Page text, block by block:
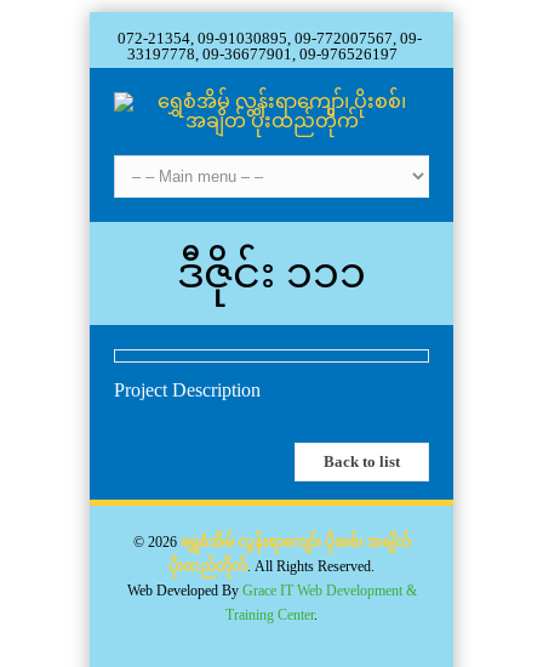
072-21354, 09-91030895, 09-772007567, 09-
33197778, 09-36677901, 09-976526197
ဒီဇိုင်း ၁၁၁
Project Description
Back to list
© 2026 ရွှေစံအိမ် လွန်းရာကျော်၊ ပိုးစစ်၊ အချိတ်
ပိုးထည်တိုက်. All Rights Reserved.
Web Developed By Grace IT Web Development &
Training Center.